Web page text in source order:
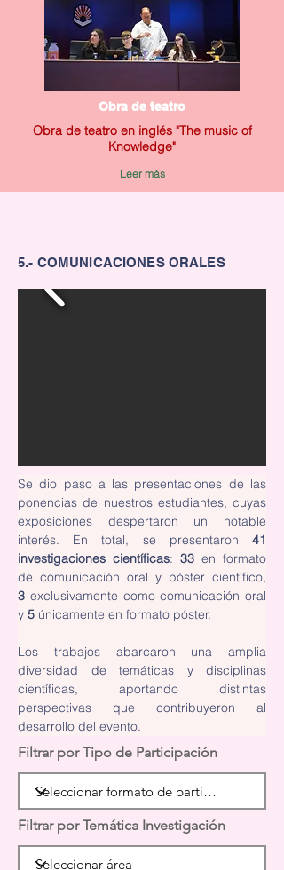
Obra de teatro
Obra de teatro en inglés "The music of
Knowledge"
Leer más
5.- COMUNICACIONES ORALES
Se dio paso a las presentaciones de las
ponencias de nuestros estudiantes, cuyas
exposiciones despertaron un notable
interés. En total, se presentaron 41
investigaciones científicas: 33 en formato
3 exclusivamente como comunicación oral
y 5 únicamente en formato póster.
Los trabajos abarcaron una amplia
diversidad de temáticas y disciplinas
científicas, aportando distintas
perspectivas que contribuyeron al
desarrollo del evento.
Filtrar por Tipo de Participación
Filtrar por Temática Investigación